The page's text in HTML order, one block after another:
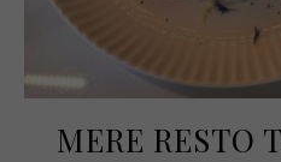
MERE RESTO